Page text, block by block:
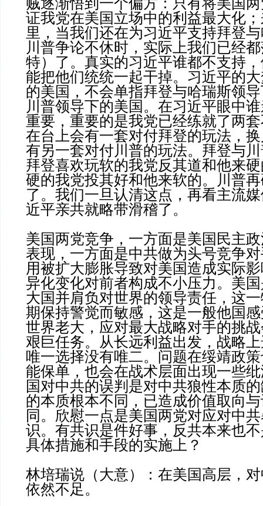
贼逐渐悟到一个偏方：只有将美国
证我党在美国立场中的利益最大化
里，当我们还在为习近平支持拜登
川普争论不休时，实际上我们已经
特）了。真实的习近平谁都不支持
能把他们统统一起干掉。习近平的
的美国，不会单指拜登与哈瑞斯领
川普领导下的美国。在习近平眼中
重要，重要的是我党已经练就了两
在台上会有一套对付拜登的玩法，
有另一套对付川普的玩法。拜登与
拜登喜欢玩软的我党反其道和他来
硬的我党投其好和他来软的。川普
了。我们一旦认清这点，再看主流
近平亲共就略带滑稽了。
美国两党竞争，一方面是美国民主
表现，一方面是中共做为头号竞争
用被扩大膨胀导致对美国造成实际
异化变化对前者构成不小压力。美
大国并肩负对世界的领导责任，这
期保持警觉而敏感，这是一般他国
世界老大，应对最大战略对手的挑
艰巨任务。从长远利益出发，战略
唯一选择没有唯二。问题在绥靖政
能保单，也会在战术层面出现一些
国对中共的误判是对中共狼性本质
的本质根本不同，已造成价值取向
同。欣慰一点是美国两党对应对中
识。有共识是件好事，反共本来也
具体措施和手段的实施上？
林培瑞说（大意）：在美国高层，
依然不足。